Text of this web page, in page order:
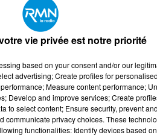
vie privée est notre priorité
based on your consent and/or our
advertising; Create profiles for
Measure content performance;
Develop and improve services; Create
to select content; Ensure security, prevent
communicate privacy choices. These
functionalities: Identify devices based